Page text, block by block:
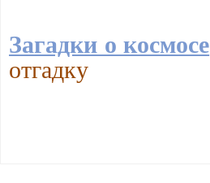
Загадки о космосе
отгадку